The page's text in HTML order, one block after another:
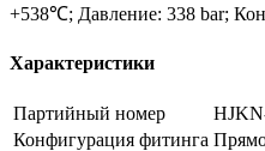
+538℃; Давление: 338 bar;
Характеристики
Партийный номер
Конфигурация фитинга